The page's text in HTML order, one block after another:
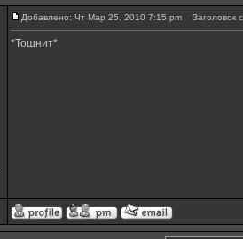
Добавлено: Чт Мар 25, 2010 7:15 pm Заголовок
*Тошнит*